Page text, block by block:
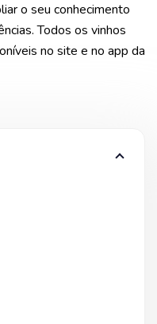
o seu conhecimento
Todos os vinhos
no site e no app da